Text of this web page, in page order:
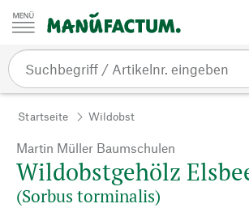
Zum Inhalt springen
Startseite Wildobst
Martin Müller Baumschulen
Wildobstgehölz
(Sorbus torminalis)